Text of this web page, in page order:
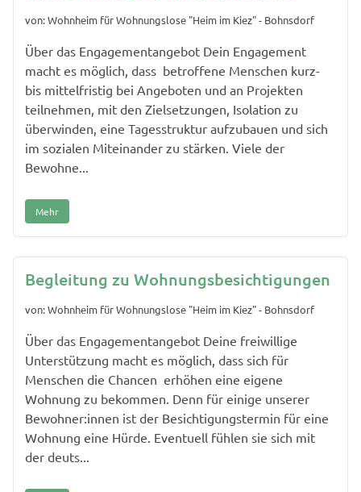
von: Wohnheim für Wohnungslose "Heim im Kiez" - Bohnsdorf
Über das Engagementangebot Dein Engagement
macht es möglich, dass betroffene Menschen kurz-
bis mittelfristig bei Angeboten und an Projekten
teilnehmen, mit den Zielsetzungen, Isolation zu
überwinden, eine Tagesstruktur aufzubauen und sich
im sozialen Miteinander zu stärken. Viele der
Bewohne...
Mehr
Begleitung zu Wohnungsbesichtigungen
von: Wohnheim für Wohnungslose "Heim im Kiez" - Bohnsdorf
Über das Engagementangebot Deine freiwillige
Unterstützung macht es möglich, dass sich für
Menschen die Chancen erhöhen eine eigene
Wohnung zu bekommen. Denn für einige unserer
Bewohner:innen ist der Besichtigungstermin für eine
Wohnung eine Hürde. Eventuell fühlen sie sich mit
der deuts...